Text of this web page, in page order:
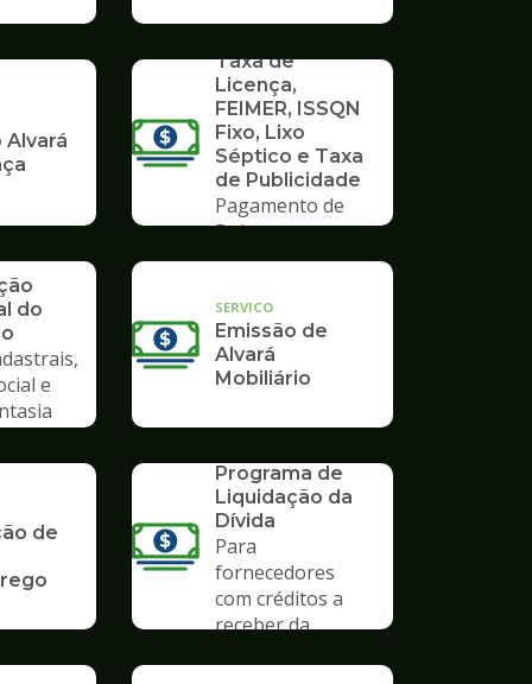
Alvará
Taxa de
Licença,
FEIMER, ISSQN
Fixo, Lixo
Séptico e Taxa
de Publicidade
Pagamento de
Boleto
do
e
SERVICO
Emissão de
Alvará
Mobiliário
de
SERVICO
Programa de
Liquidação da
Dívida
Para
fornecedores
com créditos a
receber da